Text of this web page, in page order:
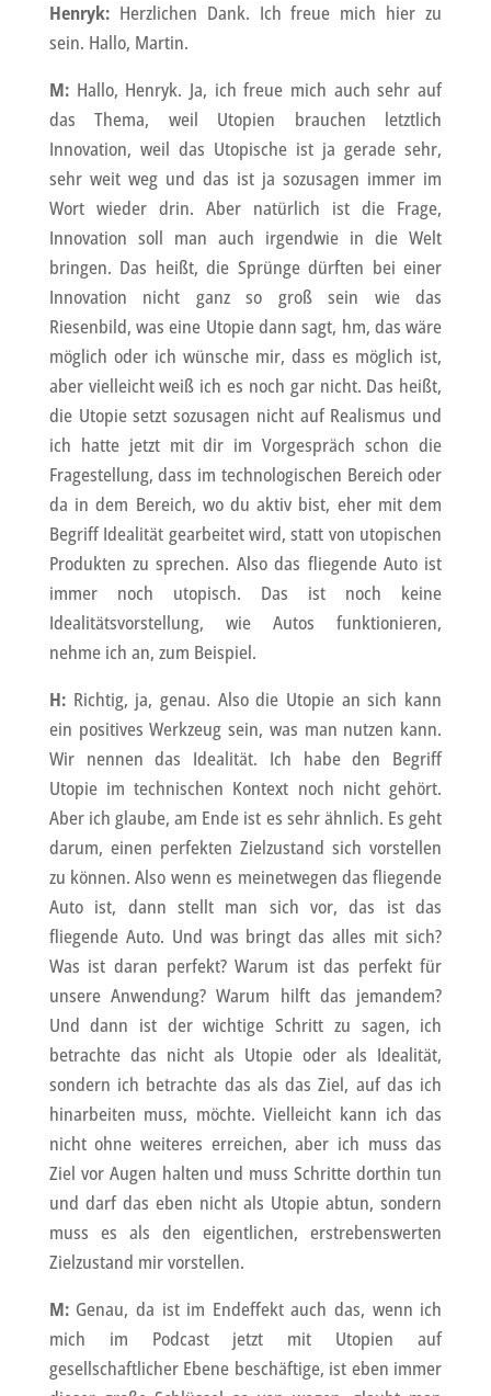
Henryk:Herzlichen Dank. Ich freue mich hier zu
sein. Hallo, Martin.
M:Hallo, Henryk. Ja, ich freue mich auch sehr auf
das Thema, weil Utopien brauchen letztlich
Innovation, weil das Utopische ist ja gerade sehr,
sehr weit weg und das ist ja sozusagen immer im
Wort wieder drin. Aber natürlich ist die Frage,
Innovation soll man auch irgendwie in die Welt
bringen. Das heißt, die Sprünge dürften bei einer
Innovation nicht ganz so groß sein wie das
Riesenbild, was eine Utopie dann sagt, hm, das wäre
möglich oder ich wünsche mir, dass es möglich ist,
aber vielleicht weiß ich es noch gar nicht. Das heißt,
die Utopie setzt sozusagen nicht auf Realismus und
ich hatte jetzt mit dir im Vorgespräch schon die
Fragestellung, dass im technologischen Bereich oder
da in dem Bereich, wo du aktiv bist, eher mit dem
Begriff Idealität gearbeitet wird, statt von utopischen
Produkten zu sprechen. Also das fliegende Auto ist
immer noch utopisch. Das ist noch keine
Idealitätsvorstellung, wie Autos funktionieren,
nehme ich an, zum Beispiel.
H:Richtig, ja, genau. Also die Utopie an sich kann
ein positives Werkzeug sein, was man nutzen kann.
Wir nennen das Idealität. Ich habe den Begriff
Utopie im technischen Kontext noch nicht gehört.
Aber ich glaube, am Ende ist es sehr ähnlich. Es geht
darum, einen perfekten Zielzustand sich vorstellen
zu können. Also wenn es meinetwegen das fliegende
Auto ist, dann stellt man sich vor, das ist das
fliegende Auto. Und was bringt das alles mit sich?
Was ist daran perfekt? Warum ist das perfekt für
unsere Anwendung? Warum hilft das jemandem?
Und dann ist der wichtige Schritt zu sagen, ich
betrachte das nicht als Utopie oder als Idealität,
sondern ich betrachte das als das Ziel, auf das ich
hinarbeiten muss, möchte. Vielleicht kann ich das
nicht ohne weiteres erreichen, aber ich muss das
Ziel vor Augen halten und muss Schritte dorthin tun
und darf das eben nicht als Utopie abtun, sondern
muss es als den eigentlichen, erstrebenswerten
Zielzustand mir vorstellen.
M:Genau, da ist im Endeffekt auch das, wenn ich
mich im Podcast jetzt mit Utopien auf
gesellschaftlicher Ebene beschäftige, ist eben immer